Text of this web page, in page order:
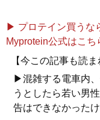
▶ プロテイン買うな
Myprotein公式はこち
【今この記事も読ま
▶混雑する電車内
うとしたら若い男
告はできなかったけ